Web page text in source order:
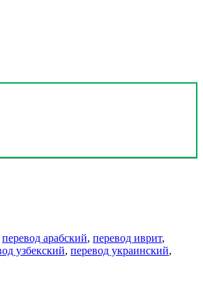
перевод арабский, перевод иврит,
узбекский, перевод украинский,